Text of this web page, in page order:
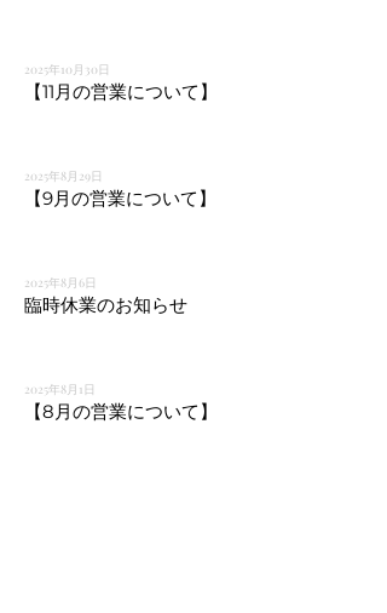
2025年10月30日
【11月の営業について】
2025年8月29日
【9月の営業について】
2025年8月6日
臨時休業のお知らせ
2025年8月1日
【8月の営業について】